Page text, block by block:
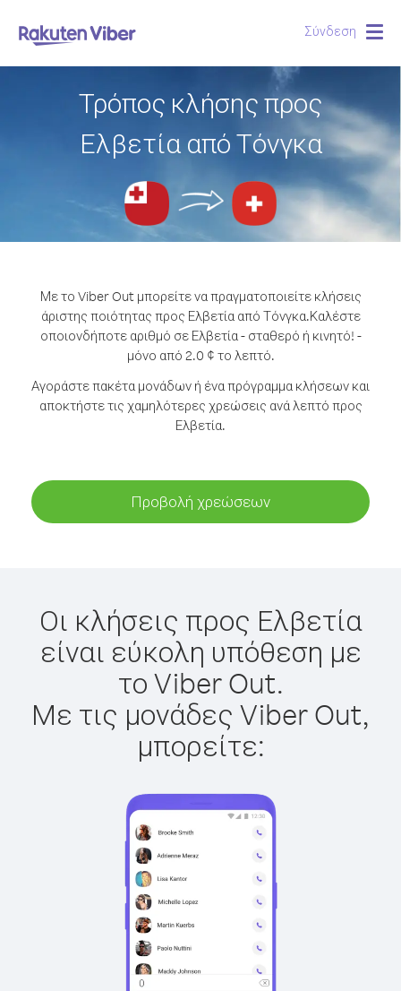
Σύνδεση
Τρόπος κλήσης προς
Ελβετία από Τόνγκα
Με το Viber Out μπορείτε να πραγματοποιείτε κλήσεις
άριστης ποιότητας προς Ελβετία από Τόνγκα.Καλέστε
οποιονδήποτε αριθμό σε Ελβετία - σταθερό ή κινητό! -
μόνο από 2.0 ¢ το λεπτό.
Αγοράστε πακέτα μονάδων ή ένα πρόγραμμα κλήσεων και
αποκτήστε τις χαμηλότερες χρεώσεις ανά λεπτό προς
Ελβετία.
Προβολή χρεώσεων
Οι κλήσεις προς Ελβετία
είναι εύκολη υπόθεση με
το Viber Out.
Με τις μονάδες Viber Out,
μπορείτε: